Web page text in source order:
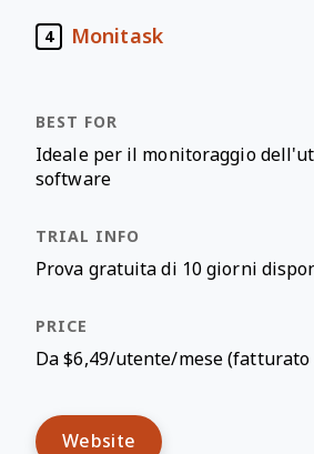
4 Monitask
Ideale per il monitoraggio
software
Prova gratuita di 10 giorni
Da $6,49/utente/mese
Website